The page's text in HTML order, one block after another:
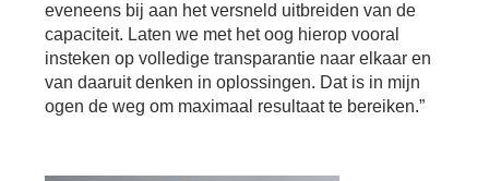
eveneens bij aan het versneld uitbreiden van de
capaciteit. Laten we met het oog hierop vooral
insteken op volledige transparantie naar elkaar en
van daaruit denken in oplossingen. Dat is in mijn
ogen de weg om maximaal resultaat te bereiken.”